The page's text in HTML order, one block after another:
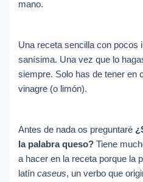
mano.
Una receta sencilla con pocos
sanísima. Una vez que lo
siempre. Solo has de tener en
vinagre (o limón).
Antes de nada os preguntaré
la palabra queso? Tiene
a hacer en la receta porque la
latíncaseus, un verbo que